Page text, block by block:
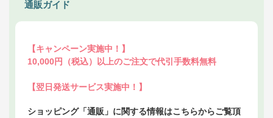
通販ガイド
【キャンペーン実施中！】
10,000円（税込）以上のご注文で代引手数料無料
【翌日発送サービス実施中！】
ショッピング「通販」に関する情報はこちらからご覧頂